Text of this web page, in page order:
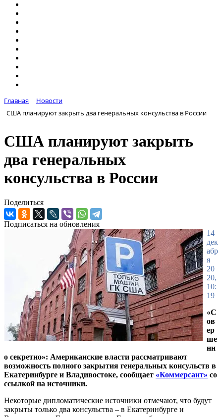
Главная
Новости
США планируют закрыть два генеральных консульства в России
США планируют закрыть
два генеральных
консульства в России
Поделиться
Подписаться на обновления
14
дек
абр
я
20
20,
10:
19
«С
ов
ер
ше
нн
о секретно»: Американские власти рассматривают
возможность полного закрытия генеральных консульств в
Екатеринбурге и Владивостоке, сообщает «Коммерсант» со
ссылкой на источники.
Некоторые дипломатические источники отмечают, что будут
закрыты только два консульства – в Екатеринбурге и